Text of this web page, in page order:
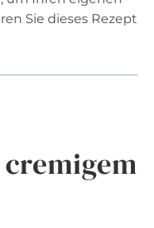
Sie dieses Rezept